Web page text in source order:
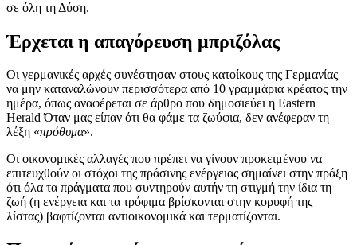
σε όλη τη Δύση.
Έρχεται η απαγόρευση μπριζόλας
Οι γερμανικές αρχές συνέστησαν στους κατοίκους της Γερμανίας
να μην καταναλώνουν περισσότερα από 10 γραμμάρια κρέατος την
ημέρα, όπως αναφέρεται σε άρθρο που δημοσιεύει η Eastern
Herald Όταν μας είπαν ότι θα φάμε τα ζωύφια, δεν ανέφεραν τη
λέξη «πρόθυμα».
Οι οικονομικές αλλαγές που πρέπει να γίνουν προκειμένου να
επιτευχθούν οι στόχοι της πράσινης ενέργειας σημαίνει στην πράξη
ότι όλα τα πράγματα που συντηρούν αυτήν τη στιγμή την ίδια τη
ζωή (η ενέργεια και τα τρόφιμα βρίσκονται στην κορυφή της
λίστας) βαφτίζονται αντιοικονομικά και τερματίζονται.